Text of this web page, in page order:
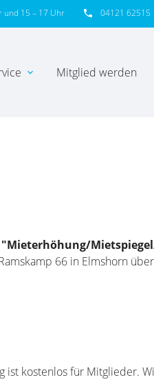
phone 04121 62515
und 15 – 17 Uhr
expand_more Mitglied werden
66 in Elmshorn
ist kostenlos für Mitglieder.